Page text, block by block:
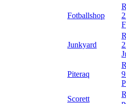
Fotballshop
Junkyard
Piteraq
Scorett